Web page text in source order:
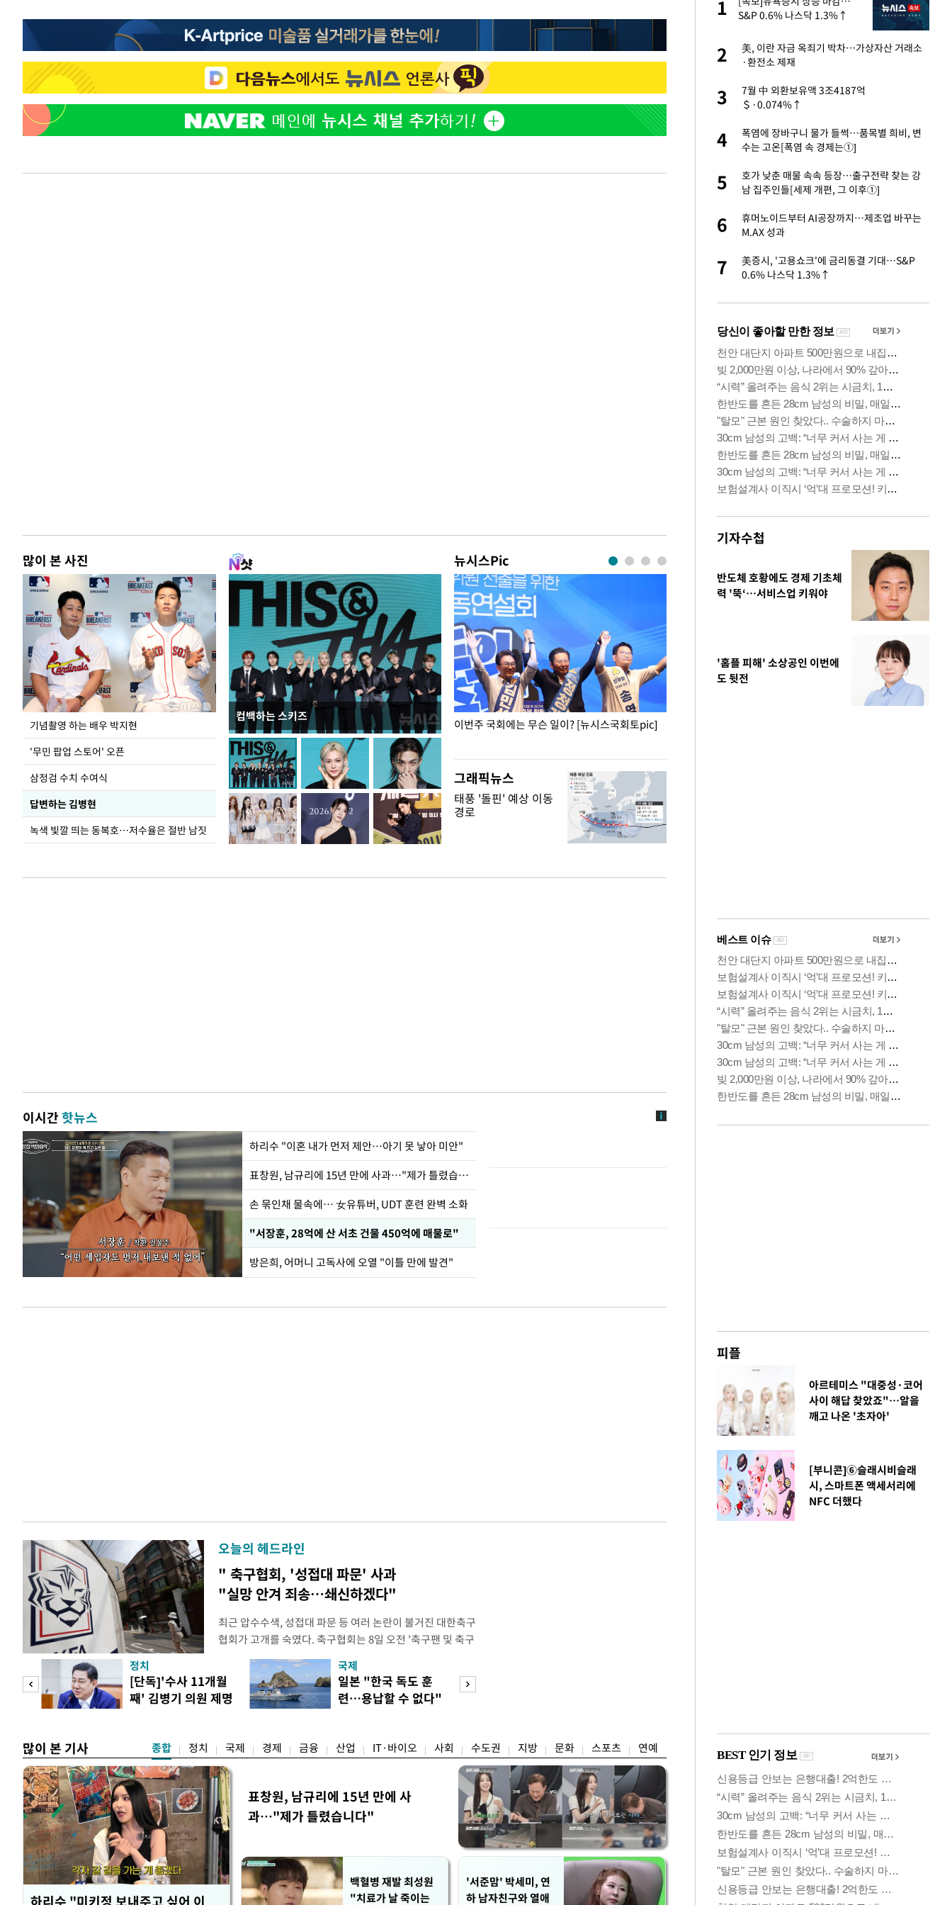
많이 본 사진
기념촬영 하는 배우 박지현
'무민 팝업 스토어' 오픈
삼정검 수치 수여식
답변하는 김병현
녹색 빛깔 띄는 동복호…저수율은 절반 남짓
컴백하는 스키즈
뉴시스Pic
이 대통령, 국가폭력 피해자에 위로·사과…"국가
가 책임지고 치유"
이번주 국회에는 무슨 일이? [뉴시스국회토pic]
그래픽뉴스
태풍 '돌핀' 예상 이동
경로
이시간핫뉴스
하리수 "이혼 내가 먼저 제안…아기 못 낳아 미안"
표창원, 남규리에 15년 만에 사과…"제가 틀렸습니다"
손 묶인채 물속에… 女유튜버, UDT 훈련 완벽 소화
"서장훈, 28억에 산 서초 건물 450억에 매물로"
방은희, 어머니 고독사에 오열 "이틀 만에 발견"
오늘의 헤드라인
" 축구협회, '성접대 파문' 사과
"실망 안겨 죄송…쇄신하겠다"
최근 압수수색, 성접대 파문 등 여러 논란이 불거진 대한축구
협회가 고개를 숙였다. 축구협회는 8일 오전 '축구팬 및 축구
관계자 여러분께 드리는 글'이라는 제목의 입장문을 발표했
다. 축구협회는 최근 2026 국제축구연맹(FIFA) 북중미 월드
컵 조별리그 탈락과 관련해 국회 문화체육관광위원회 청문
회에서 질타를 받은 데 이어, 홍명보 전 감독 선
정치
[단독]'수사 11개월
째' 김병기 의원 제명
국제
일본 "한국 독도 훈
련…용납할 수 없다"
많이 본 기사 종합 정치 국제 경제 금융 산업 IT·바이오 사회 수도권 지방 문화 스포츠 연예
하리수 "미키정 보내주고 싶어 이
표창원, 남규리에 15년 만에 사
과…"제가 틀렸습니다"
백혈병 재발 최성원
"치료가 날 죽이는
'서준맘' 박세미, 연
하 남자친구와 열애
다"
2
표창원, 남규리에 15년 만에 사과…"제가 틀
렸습니다"
3
백혈병 재발 최성원 "치료가 날 죽이는 것 같
았다" 눈물
4
'서준맘' 박세미, 연하 남자친구와 열애 "결혼
5
英유명 여배우, 큰 교통사고서 기아차 덕에
1
S&P 0.6% 나스닥 1.3%↑
2
美, 이란 자금 옥죄기 박차…가상자산 거래소
·환전소 제재
3
7월 中 외환보유액 3조4187억
＄·0.074%↑
4
폭염에 장바구니 물가 들썩…품목별 희비, 변
수는 고온[폭염 속 경제는①]
5
호가 낮춘 매물 속속 등장…출구전략 찾는 강
남 집주인들[세제 개편, 그 이후①]
6
휴머노이드부터 AI공장까지…제조업 바꾸는
M.AX 성과
7
美증시, '고용쇼크'에 금리동결 기대…S&P
0.6% 나스닥 1.3%↑
기자수첩
반도체 호황에도 경제 기초체
력 '뚝‘…서비스업 키워야
'홈플 피해' 소상공인 이번에
도 뒷전
피플
아르테미스 "대중성·코어
사이 해답 찾았죠"…알을
깨고 나온 '초자아'
[부니콘]⑥슬래시비슬래
시, 스마트폰 액세서리에
NFC 더했다